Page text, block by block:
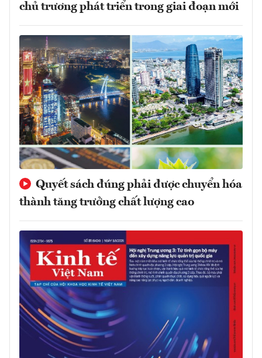
chủ trương phát triển trong giai đoạn mới
Quyết sách đúng phải được chuyển hóa
thành tăng trưởng chất lượng cao